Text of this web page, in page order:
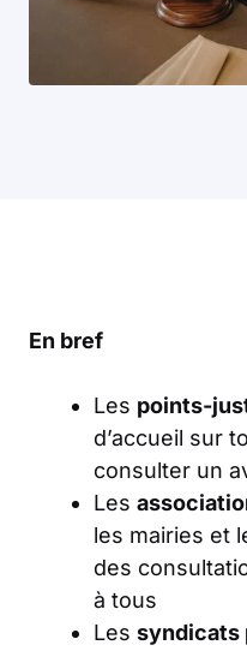
En bref
Les points-
d’accueil sur
consulter un
Les
les mairies et
des
à tous
Les syndicats